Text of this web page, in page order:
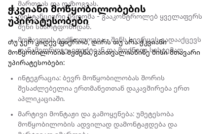
მართვას და დაზოგვას.
დისტანციური წვდომა - გააკონტროლებ ყველაფერს
შენი სმარტფონიდან.
მომავლის ტექნოლოგია - შენს სივრცეს გადააქცევს
თანამედროვე, ეფექტიან და მოქნილ სისტემად.
ჭკვიანი მოწყობილობების
უპირატესობები
თუ ჯერ კიდევ ფიქრობ, ღირს თუ არა ჭკვიანი
მოწყობილობის შეძენა, გაითვალისწინე მისი მთავარი
უპირატესობები:
ინტეგრაცია: ბევრ მოწყობილობას შორის
შესაძლებელია ერთმანეთთან დაკავშირება ერთ
აპლიკაციაში.
მარტივი მონტაჟი და გამოყენება: უმეტესობა
მოწყობილობის ადვილად დამონტაჟდება და